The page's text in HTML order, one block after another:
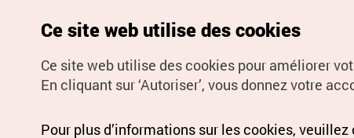
Pour les rapports d'erreurs et demandes de renseignements,
adressez vos demandes à
Ce site web utilise des cookies
Ce site web utilise des cookies pour améliorer
En cliquant sur ‘Autoriser’, vous donnez votre
Pour plus d’informations sur les cookies,